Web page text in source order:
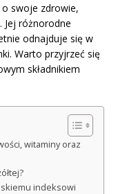
swoje zdrowie,
Jej różnorodne
odnajduje się w
Warto przyjrzeć się
składnikiem
witaminy oraz
indeksowi